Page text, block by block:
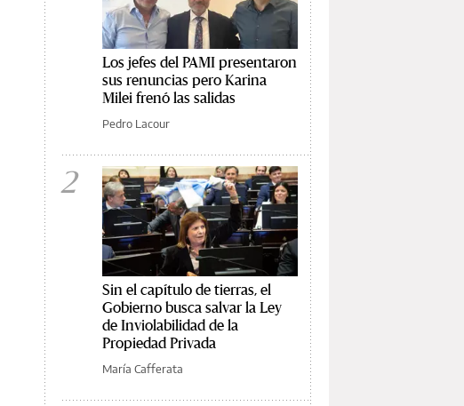
Los jefes del PAMI presentaron
sus renuncias pero Karina
Milei frenó las salidas
Pedro Lacour
2
Sin el capítulo de tierras, el
Gobierno busca salvar la Ley
de Inviolabilidad de la
Propiedad Privada
María Cafferata